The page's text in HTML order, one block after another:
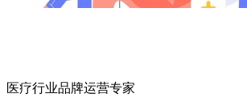
医疗行业品牌运营专家